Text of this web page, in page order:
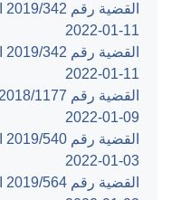
‎2022-01-11‏
‎2022-01-11‏
‎2022-01-09‏
‎2022-01-03‏